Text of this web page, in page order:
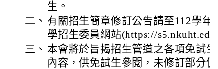
生。
二、 有關招生簡章修訂公告請至112學年
學招生委員網站(https://
三、 本會將於旨揭招生管道之各項免試
內容，供免試生參閱，未修訂部分